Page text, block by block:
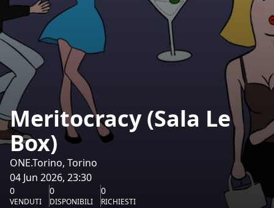
Meritocracy (Sala Le
Box)
ONE.Torino, Torino
04 Jun 2026, 23:30
0
VENDUTI
0
DISPONIBILI
0
RICHIESTI